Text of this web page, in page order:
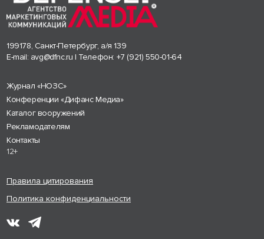
199178, Санкт-Петербург, а/я 139
E-mail: avg@dfnc.ru | Телефон: +7 (921) 550-01-64
Журнал «НОЗС»
Конференции «Дифанс Медиа»
Каталог вооружений
Рекламодателям
Контакты
12+
Правила цитирования
Политика конфиденциальности